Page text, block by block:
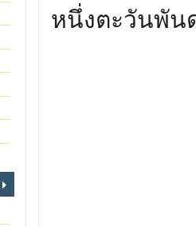
หนึ่งตะวันพัน